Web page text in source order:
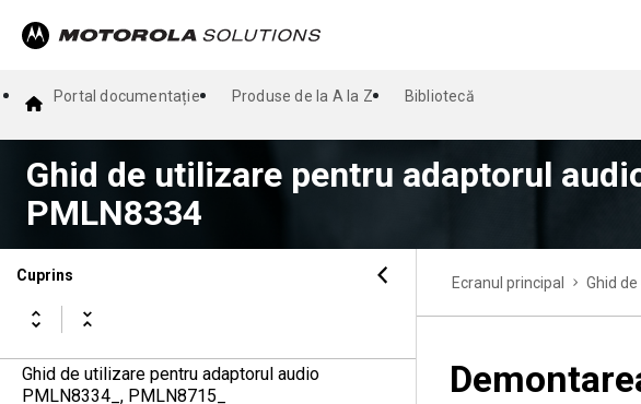
Portal documentație Produse de la A la Z Bibliotecă
Ghid de utilizare pentru adaptorul
PMLN8334
Cuprins
Ghid de utilizare pentru adaptorul audio
PMLN8334_, PMLN8715_
Ecranul principal Ghid